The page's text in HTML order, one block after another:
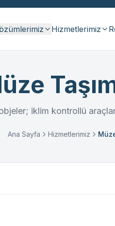
Hizmetlerimiz
iklim kontrollü
Ana Sayfa Hizmetlerimiz